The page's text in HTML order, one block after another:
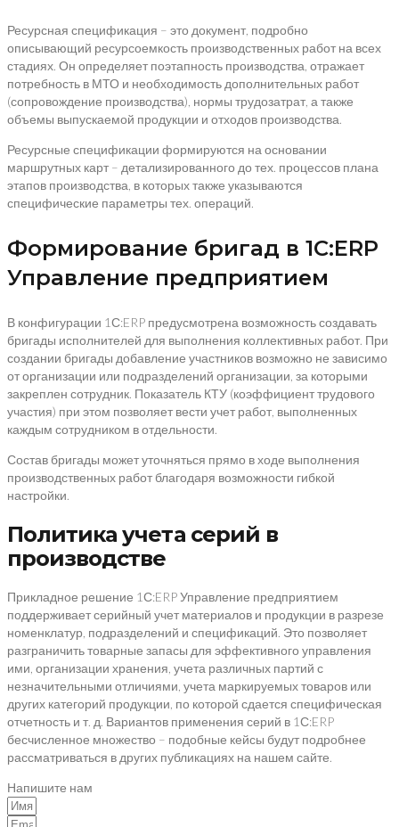
Ресурсная спецификация – это документ, подробно
описывающий ресурсоемкость производственных работ на всех
стадиях. Он определяет поэтапность производства, отражает
потребность в МТО и необходимость дополнительных работ
(сопровождение производства), нормы трудозатрат, а также
объемы выпускаемой продукции и отходов производства.
Ресурсные спецификации формируются на основании
маршрутных карт – детализированного до тех. процессов плана
этапов производства, в которых также указываются
специфические параметры тех. операций.
Формирование бригад в 1С:ERP
Управление предприятием
В конфигурации 1С:ERP предусмотрена возможность создавать
бригады исполнителей для выполнения коллективных работ. При
создании бригады добавление участников возможно не зависимо
от организации или подразделений организации, за которыми
закреплен сотрудник. Показатель КТУ (коэффициент трудового
участия) при этом позволяет вести учет работ, выполненных
каждым сотрудником в отдельности.
Состав бригады может уточняться прямо в ходе выполнения
производственных работ благодаря возможности гибкой
настройки.
Политика учета серий в
производстве
Прикладное решение 1С:ERP Управление предприятием
поддерживает серийный учет материалов и продукции в разрезе
номенклатур, подразделений и спецификаций. Это позволяет
разграничить товарные запасы для эффективного управления
ими, организации хранения, учета различных партий с
незначительными отличиями, учета маркируемых товаров или
других категорий продукции, по которой сдается специфическая
отчетность и т. д. Вариантов применения серий в 1С:ERP
бесчисленное множество – подобные кейсы будут подробнее
рассматриваться в других публикациях на нашем сайте.
Напишите нам